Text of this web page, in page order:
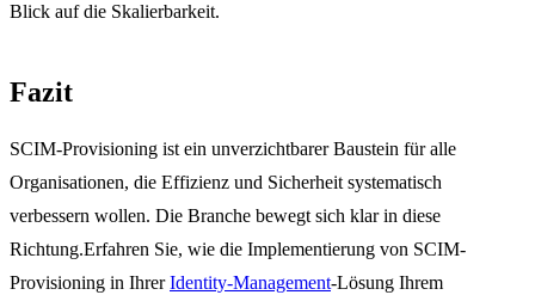
Blick auf die Skalierbarkeit.
Fazit
SCIM-Provisioning ist ein unverzichtbarer Baustein für alle
Organisationen, die Effizienz und Sicherheit systematisch
verbessern wollen. Die Branche bewegt sich klar in diese
Richtung.Erfahren Sie, wie die Implementierung von SCIM-
Provisioning in IhrerIdentity-Management-Lösung Ihrem